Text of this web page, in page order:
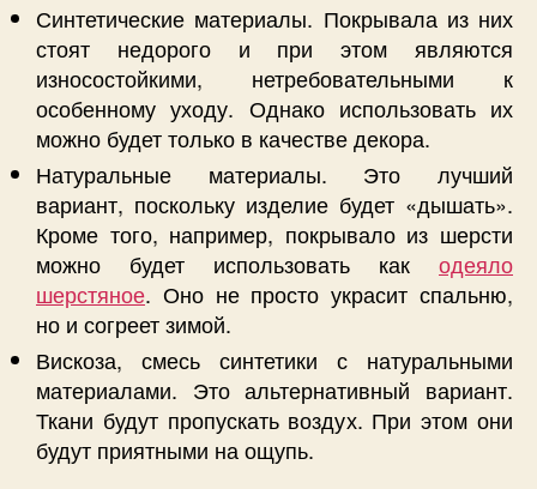
Синтетические материалы. Покрывала из них
стоят недорого и при этом являются
износостойкими, нетребовательными к
особенному уходу. Однако использовать их
можно будет только в качестве декора.
Натуральные материалы. Это лучший
вариант, поскольку изделие будет «дышать».
Кроме того, например, покрывало из шерсти
можно будет использовать как одеяло
шерстяное. Оно не просто украсит спальню,
но и согреет зимой.
Вискоза, смесь синтетики с натуральными
материалами. Это альтернативный вариант.
Ткани будут пропускать воздух. При этом они
будут приятными на ощупь.